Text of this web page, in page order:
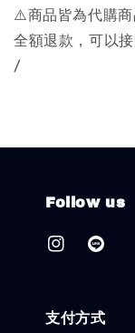
⚠️商品皆為代購商
全額退款，可以接
/
Follow us
支付方式